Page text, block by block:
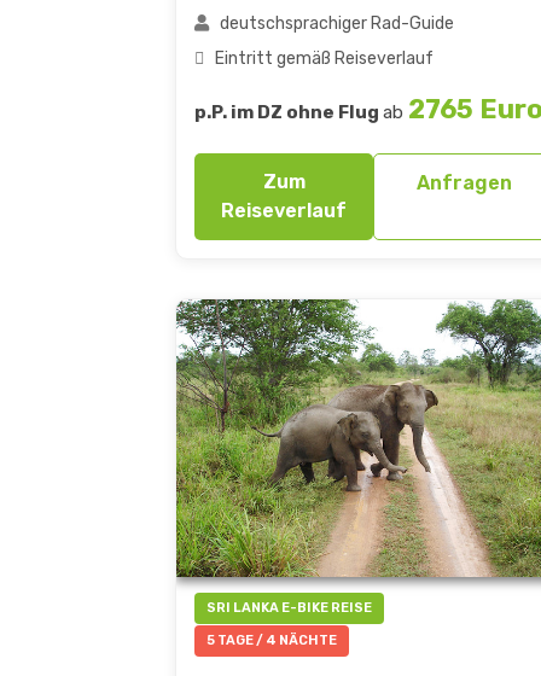
deutschsprachiger Rad-Guide
Eintritt gemäß Reiseverlauf
p.P. im DZ ohne Flug ab 2765
Zum
Reiseverlauf
Anfragen
SRI LANKA E-BIKE REISE
5 TAGE / 4 NÄCHTE